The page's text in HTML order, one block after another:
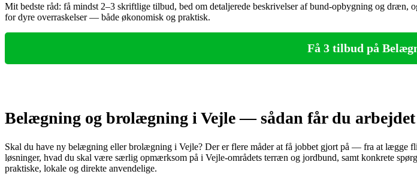
Mit bedste råd: få mindst 2–3 skriftlige tilbud, bed om detaljerede beskrivelser af bund-opbygning og
for dyre overraskelser — både økonomisk og praktisk.
Få 3 tilbud på
Belægning og brolægning i Vejle — sådan får du
Skal du have ny belægning eller brolægning i Vejle? Der er flere måder at få jobbet gjort på — fra at lægge
løsninger, hvad du skal være særlig opmærksom på i Vejle‑områdets terræn og jordbund, samt konkrete
praktiske, lokale og direkte anvendelige.